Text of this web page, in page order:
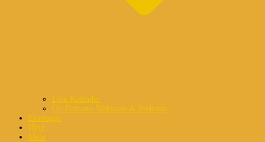
Live Kalender
On-Demand-Webinare & Podcasts
Eintragen
Blog
Mehr